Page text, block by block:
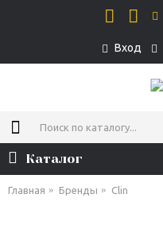
Вход
Каталог
Главная Бренды Clin